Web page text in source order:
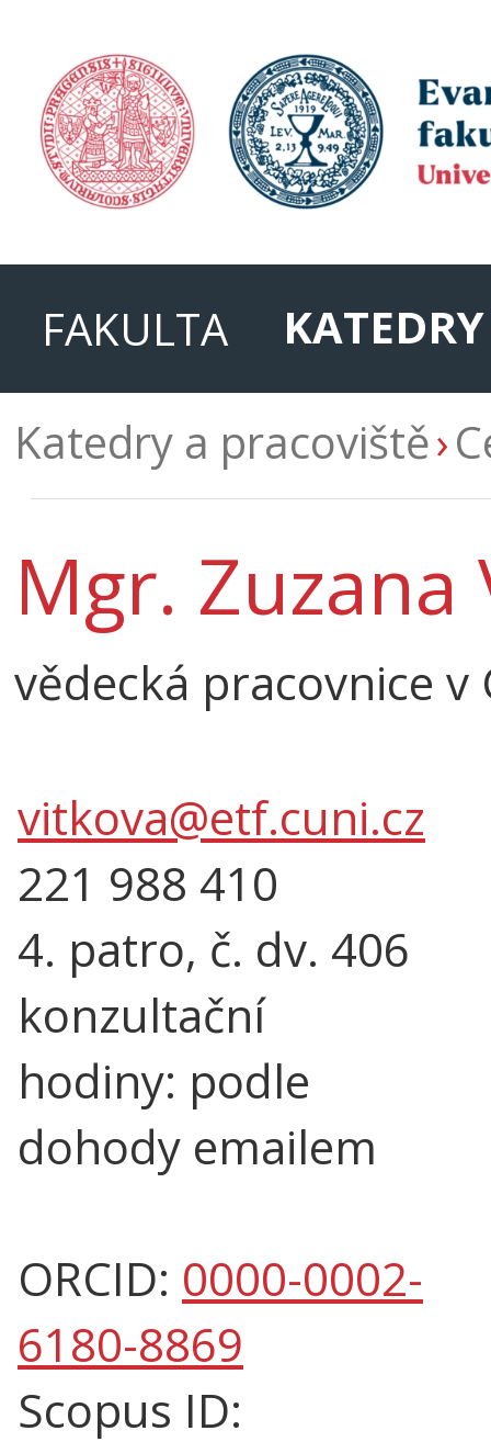
FAKULTA
Katedry a pracoviště
Mgr. Zuzana
vědecká pracovnice
vitkova@etf.cuni.cz
221 988 410
4. patro, č. dv. 406
konzultační
hodiny: podle
dohody emailem
ORCID: 0000-0002-
6180-8869
Scopus ID: